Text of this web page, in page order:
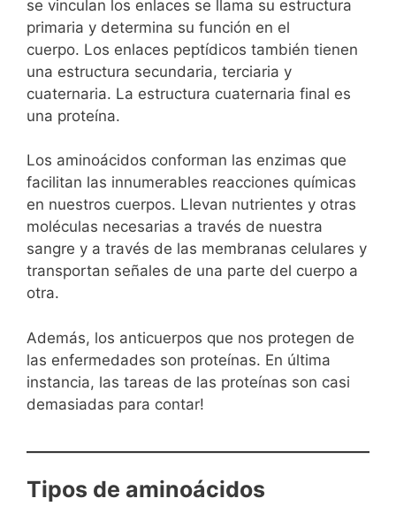
se vinculan los enlaces se llama su estructura
primaria y determina su función en el
cuerpo. Los enlaces peptídicos también tienen
una estructura secundaria, terciaria y
cuaternaria. La estructura cuaternaria final es
una proteína.
Los aminoácidos conforman las enzimas que
facilitan las innumerables reacciones químicas
en nuestros cuerpos. Llevan nutrientes y otras
moléculas necesarias a través de nuestra
sangre y a través de las membranas celulares y
transportan señales de una parte del cuerpo a
otra.
Además, los anticuerpos que nos protegen de
las enfermedades son proteínas. En última
instancia, las tareas de las proteínas son casi
demasiadas para contar!
Tipos de aminoácidos